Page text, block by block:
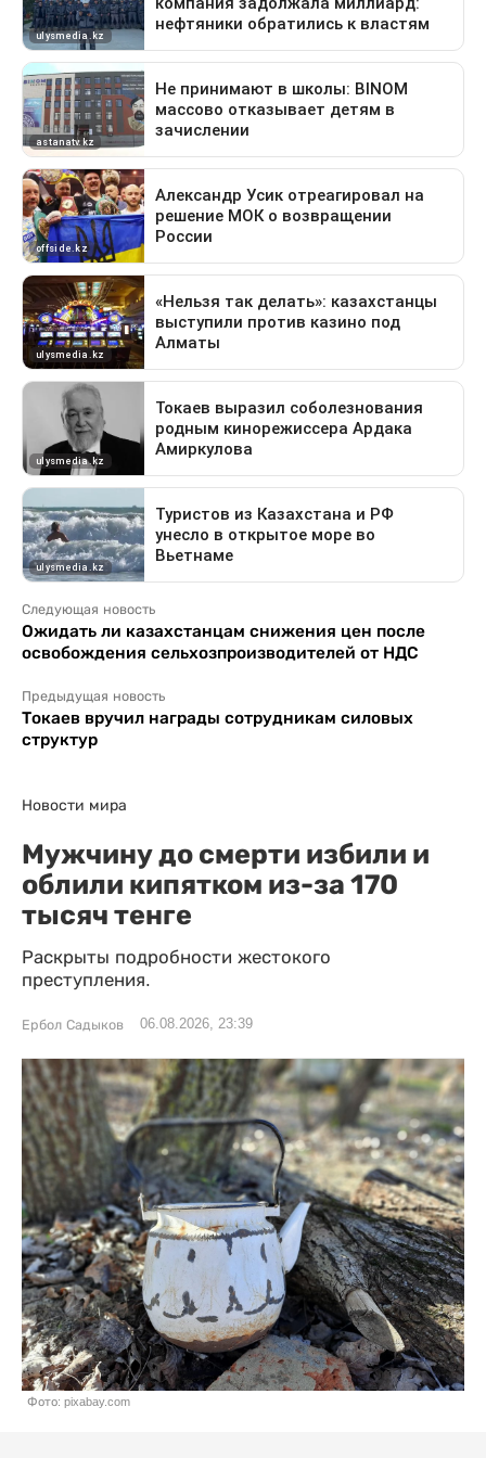
Следующая новость
Ожидать ли казахстанцам снижения цен после
освобождения сельхозпроизводителей от НДС
Предыдущая новость
Токаев вручил награды сотрудникам силовых
структур
Новости мира
Мужчину до смерти избили и
облили кипятком из-за 170
тысяч тенге
Раскрыты подробности жестокого
преступления.
Ербол Садыков 06.08.2026, 23:39
Фото: pixabay.com